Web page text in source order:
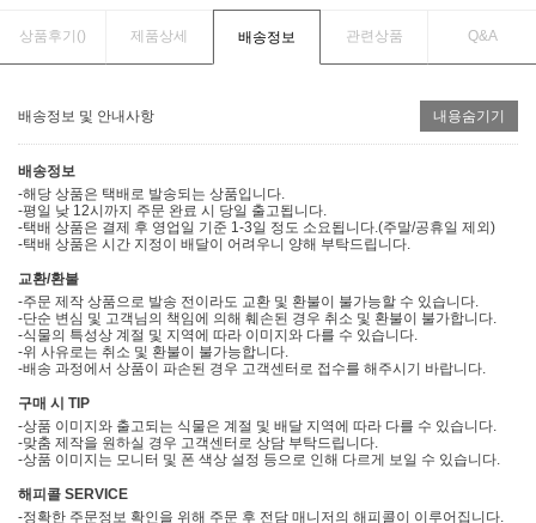
상품후기() 제품상세 배송정보 관련상품 Q&A
배송정보 및 안내사항 내용숨기기
배송정보
-해당 상품은 택배로 발송되는 상품입니다.
-평일 낮 12시까지 주문 완료 시 당일 출고됩니다.
-택배 상품은 결제 후 영업일 기준 1-3일 정도 소요됩니다.(주말/공휴일 제외)
-택배 상품은 시간 지정이 배달이 어려우니 양해 부탁드립니다.
교환/환불
-주문 제작 상품으로 발송 전이라도 교환 및 환불이 불가능할 수 있습니다.
-단순 변심 및 고객님의 책임에 의해 훼손된 경우 취소 및 환불이 불가합니다.
-식물의 특성상 계절 및 지역에 따라 이미지와 다를 수 있습니다.
-위 사유로는 취소 및 환불이 불가능합니다.
-배송 과정에서 상품이 파손된 경우 고객센터로 접수를 해주시기 바랍니다.
구매 시 TIP
-상품 이미지와 출고되는 식물은 계절 및 배달 지역에 따라 다를 수 있습니다.
-맞춤 제작을 원하실 경우 고객센터로 상담 부탁드립니다.
-상품 이미지는 모니터 및 폰 색상 설정 등으로 인해 다르게 보일 수 있습니다.
해피콜 SERVICE
-정확한 주문정보 확인을 위해 주문 후 전담 매니저의 해피콜이 이루어집니다.